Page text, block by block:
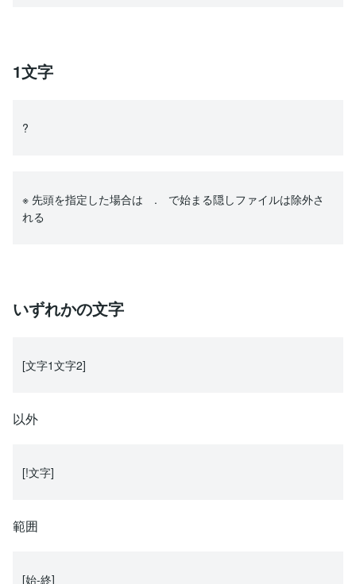
1文字
?
※ 先頭を指定した場合は . で始まる隠しファイルは除外さ
れる
いずれかの文字
[文字1文字2]
以外
[!文字]
範囲
[始-終]